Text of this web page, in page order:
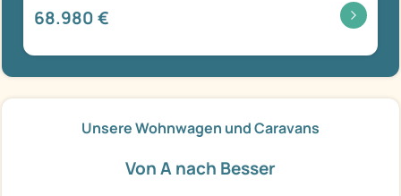
68.980 €
Unsere Wohnwagen und Caravans
Von A nach Besser